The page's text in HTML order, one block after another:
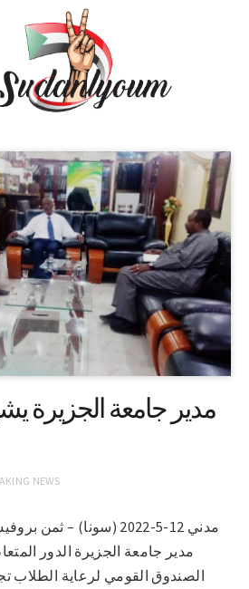
مدير جامعة الجزيرة
NEWS
مدني 12-5-2022 (سونا) –
مدير جامعة الجزيرة الدور
الصندوق القومي لرعاية الطلاب